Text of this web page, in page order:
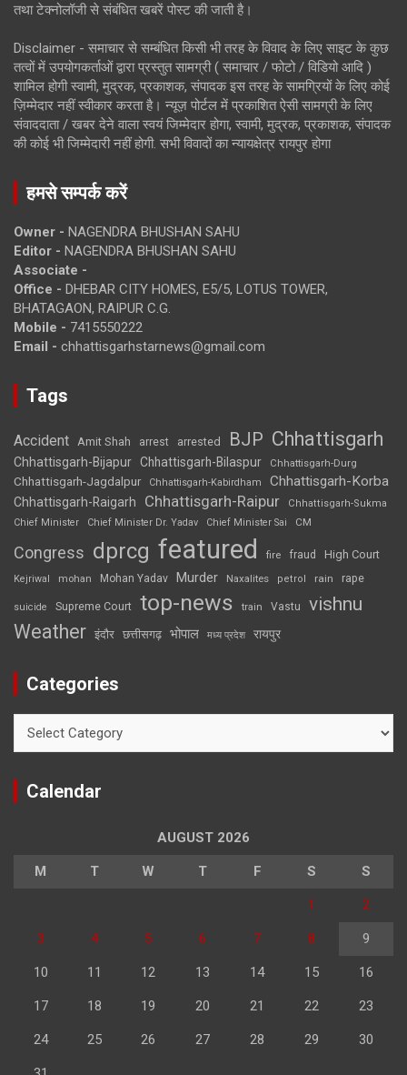
तथा टेक्नोलॉजी से संबंधित खबरें पोस्ट की जाती है।
Disclaimer - समाचार से सम्बंधित किसी भी तरह के विवाद के लिए साइट के कुछ
तत्वों में उपयोगकर्ताओं द्वारा प्रस्तुत सामग्री ( समाचार / फोटो / विडियो आदि )
शामिल होगी स्वामी, मुद्रक, प्रकाशक, संपादक इस तरह के सामग्रियों के लिए कोई
ज़िम्मेदार नहीं स्वीकार करता है। न्यूज़ पोर्टल में प्रकाशित ऐसी सामग्री के लिए
संवाददाता / खबर देने वाला स्वयं जिम्मेदार होगा, स्वामी, मुद्रक, प्रकाशक, संपादक
की कोई भी जिम्मेदारी नहीं होगी. सभी विवादों का न्यायक्षेत्र रायपुर होगा
हमसे सम्पर्क करें
Owner - NAGENDRA BHUSHAN SAHU
Editor - NAGENDRA BHUSHAN SAHU
Associate -
Office - DHEBAR CITY HOMES, E5/5, LOTUS TOWER,
BHATAGAON, RAIPUR C.G.
Mobile - 7415550222
Email - chhattisgarhstarnews@gmail.com
Tags
Accident Amit Shah arrest arrested BJP Chhattisgarh
Chhattisgarh-Bijapur Chhattisgarh-Bilaspur Chhattisgarh-Durg
Chhattisgarh-Jagdalpur Chhattisgarh-Kabirdham Chhattisgarh-Korba
Chhattisgarh-Raigarh Chhattisgarh-Raipur
Chhattisgarh-Sukma
Chief Minister
Chief Minister Dr. Yadav Chief Minister Sai CM
Congress dprcg featured fire fraud High Court
Kejriwal mohan Mohan Yadav Murder Naxalites petrol rain rape
suicide Supreme Court top-news train Vastu vishnu
Weather इंदौर छत्तीसगढ़ भोपाल मध्य प्रदेश रायपुर
Categories
Calendar
AUGUST 2026
M T W T F S S
1 2
3 4 5 6 7 8 9
10 11 12 13 14 15 16
17 18 19 20 21 22 23
24 25 26 27 28 29 30